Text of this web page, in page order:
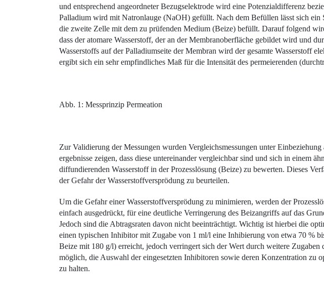
und entsprechend angeordneter Bezugselektrode wird eine Potenzialdifferenz
Palladium wird mit Natronlauge (NaOH) gefüllt. Nach dem Befüllen lässt sich
die zweite Zelle mit dem zu prüfenden Medium (Beize) befüllt. Darauf folgend
dass der atomare Wasserstoff, der an der Membranoberfläche gebildet wird und
Wasserstoffs auf der Palladiumseite der Membran wird der gesamte Wasserstoff
ergibt sich ein sehr empfindliches Maß für die Intensität des permeierenden
Abb. 1: Messprinzip Permeation
Zur Validierung der Messungen wurden Vergleichsmessungen unter
ergebnisse zeigen, dass diese untereinander vergleichbar sind und sich in einem
diffundierenden Wasserstoff in der Prozesslösung (Beize) zu bewerten. Dieses
der Gefahr der Wasserstoffversprödung zu beurteilen.
Um die Gefahr einer Wasserstoffversprödung zu minimieren, werden der
einfach ausgedrückt, für eine deutliche Verringerung des Beizangriffs auf das
Jedoch sind die Abtragsraten davon nicht beeinträchtigt. Wichtig ist hierbei die
einen typischen Inhibitor mit Zugabe von 1 ml/l eine Inhibierung von etwa 70 %
Beize mit 180 g/l) erreicht, jedoch verringert sich der Wert durch weitere
möglich, die Auswahl der eingesetzten Inhibitoren sowie deren Konzentration
zu halten.